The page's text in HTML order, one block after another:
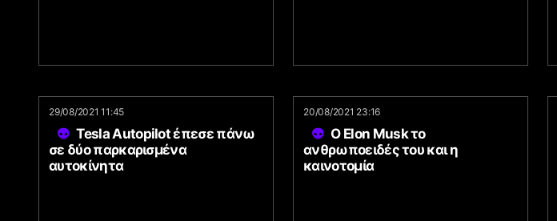
29/08/2021 11:45
Tesla Autopilot έπεσε πάνω
σε δύο παρκαρισμένα
αυτοκίνητα
20/08/2021 23:16
Ο Elon Musk το
ανθρωποειδές του και η
καινοτομία